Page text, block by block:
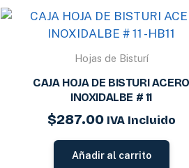
Hojas de Bisturí
CAJA HOJA DE BISTURI ACERO
INOXIDALBE # 11
$287.00 IVA Incluido
Añadir al carrito